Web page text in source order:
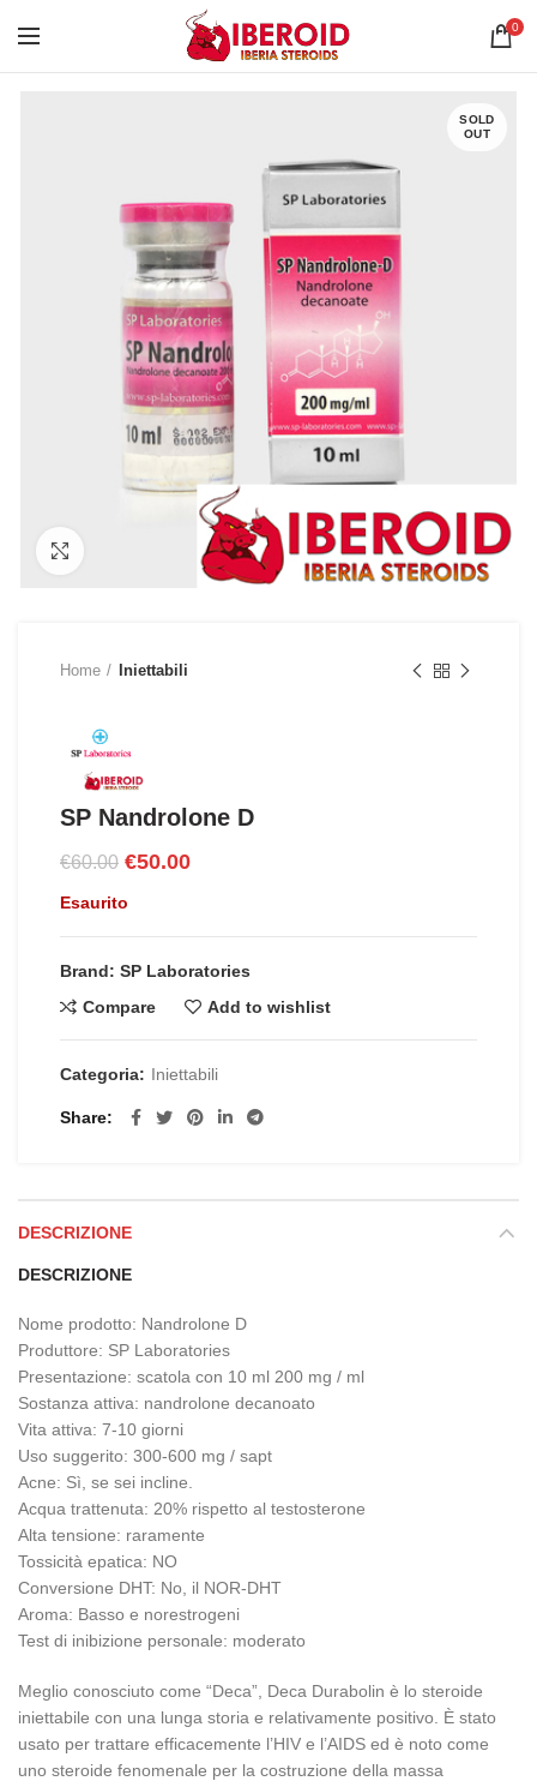
0
SOLD
OUT
Home Iniettabili
SP Nandrolone D
€60.00 Il
originale
era:
€60.00.
€50.00Il
è:
€50.00.
Esaurito
Brand: SP Laboratories
Compare
Add to wishlist
Categoria: Iniettabili
Share
DESCRIZIONE
DESCRIZIONE
Nome prodotto: Nandrolone D
Produttore: SP Laboratories
Presentazione: scatola con 10 ml 200 mg / ml
Sostanza attiva: nandrolone decanoato
Vita attiva: 7-10 giorni
Uso suggerito: 300-600 mg / sapt
Acne: Sì, se sei incline.
Acqua trattenuta: 20% rispetto al testosterone
Alta tensione: raramente
Tossicità epatica: NO
Conversione DHT: No, il NOR-DHT
Aroma: Basso e norestrogeni
Test di inibizione personale: moderato
Meglio conosciuto come “Deca”, Deca Durabolin è lo steroide
iniettabile con una lunga storia e relativamente positivo. È stato
usato per trattare efficacemente l’HIV e l’AIDS ed è noto come
uno steroide fenomenale per la costruzione della massa